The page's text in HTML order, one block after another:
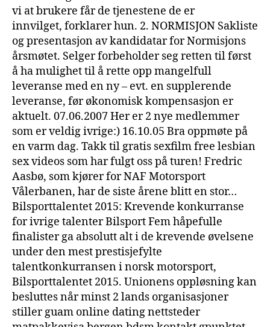
vi at brukere får de tjenestene de er
innvilget, forklarer hun. 2. NORMISJON Sakliste
og presentasjon av kandidatar for Normisjons
årsmøtet. Selger forbeholder seg retten til først
å ha mulighet til å rette opp mangelfull
leveranse med en ny – evt. en supplerende
leveranse, før økonomisk kompensasjon er
aktuelt. 07.06.2007 Her er 2 nye medlemmer
som er veldig ivrige:) 16.10.05 Bra oppmøte på
en varm dag. Takk til gratis sexfilm free lesbian
sex videos som har fulgt oss på turen! Fredric
Aasbø, som kjører for NAF Motorsport
Vålerbanen, har de siste årene blitt en stor…
Bilsporttalentet 2015: Krevende konkurranse
for ivrige talenter Bilsport Fem håpefulle
finalister ga absolutt alt i de krevende øvelsene
under den mest prestisjefylte
talentkonkurransen i norsk motorsport,
Bilsporttalentet 2015. Unionens oppløsning kan
besluttes når minst 2 lands organisasjoner
stiller guam online dating nettsteder